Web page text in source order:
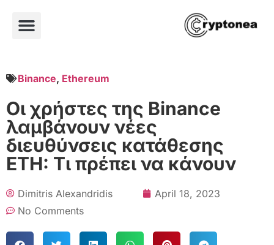
Binance, Ethereum
Οι χρήστες της Binance
λαμβάνουν νέες
διευθύνσεις κατάθεσης
ETH: Τι πρέπει να κάνουν
Dimitris Alexandridis
April 18, 2023
No Comments